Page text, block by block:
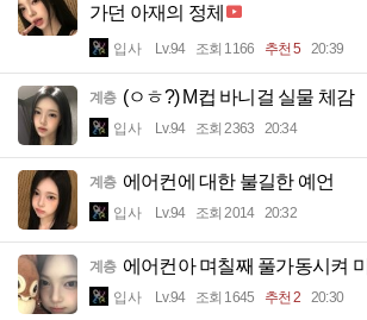
가던 아재의 정체
입사 Lv.94 조회 1166 추천 5 20:39
계층 (ㅇㅎ?) M컵 바니걸 실물 체감
입사 Lv.94 조회 2363 20:34
계층 에어컨에 대한 불길한 예언
입사 Lv.94 조회 2014 20:32
계층 에어컨아 며칠째 풀가동시켜
입사 Lv.94 조회 1645 추천 2 20:30